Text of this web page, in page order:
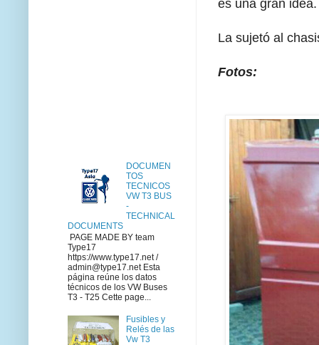
es una gran idea.
La sujetó al
Fotos:
DOCUMEN
TOS
TECNICOS
VW T3 BUS
-
TECHNICAL
DOCUMENTS
PAGE MADE BY team
Type17
https://www.type17.net /
admin@type17.net Esta
página reúne los datos
técnicos de los VW Buses
T3 - T25 Cette page...
Fusibles y
Relés de las
Vw T3